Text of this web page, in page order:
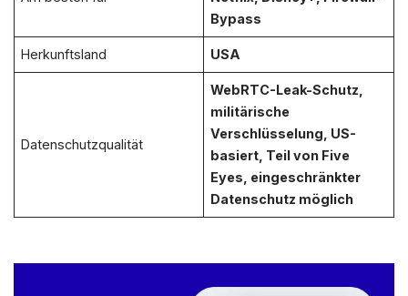
Bypass
Herkunftsland USA
Datenschutzqualität
WebRTC-Leak-Schutz,
militärische
Verschlüsselung, US-
basiert, Teil von Five
Eyes, eingeschränkter
Datenschutz möglich